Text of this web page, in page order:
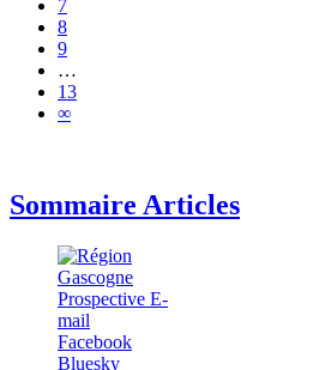
7
8
9
…
13
∞
Sommaire Articles